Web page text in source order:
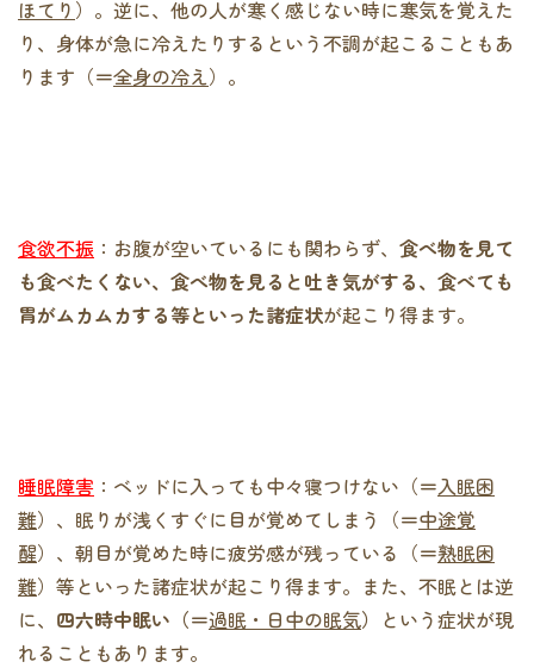
ほてり ）。逆に、他の人が寒く感じない時に寒気を覚えた
り、身体が急に冷えたりするという不調が起こることもあ
ります（＝全身の冷え）。
食欲不振 ：お腹が空いているにも関わらず、 食べ物を見て
も食べたくない、食べ物を見ると吐き気がする、食べても
胃がムカムカする等といった諸症状が起こり得ます。
睡眠障害 ：ベッドに入っても中々寝つけない（＝入眠困
難）、眠りが浅くすぐに目が覚めてしまう（＝中途覚
醒）、朝目が覚めた時に疲労感が残っている（＝熟眠困
難）等といった諸症状が起こり得ます。また、不眠とは逆
に、 四六時中眠い（＝過眠・日中の眠気） という症状が現
れることもあります。